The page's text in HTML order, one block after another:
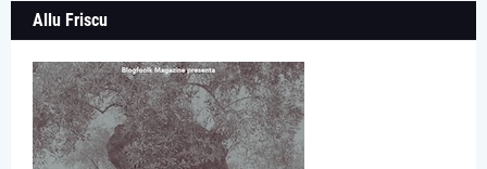
Allu Friscu